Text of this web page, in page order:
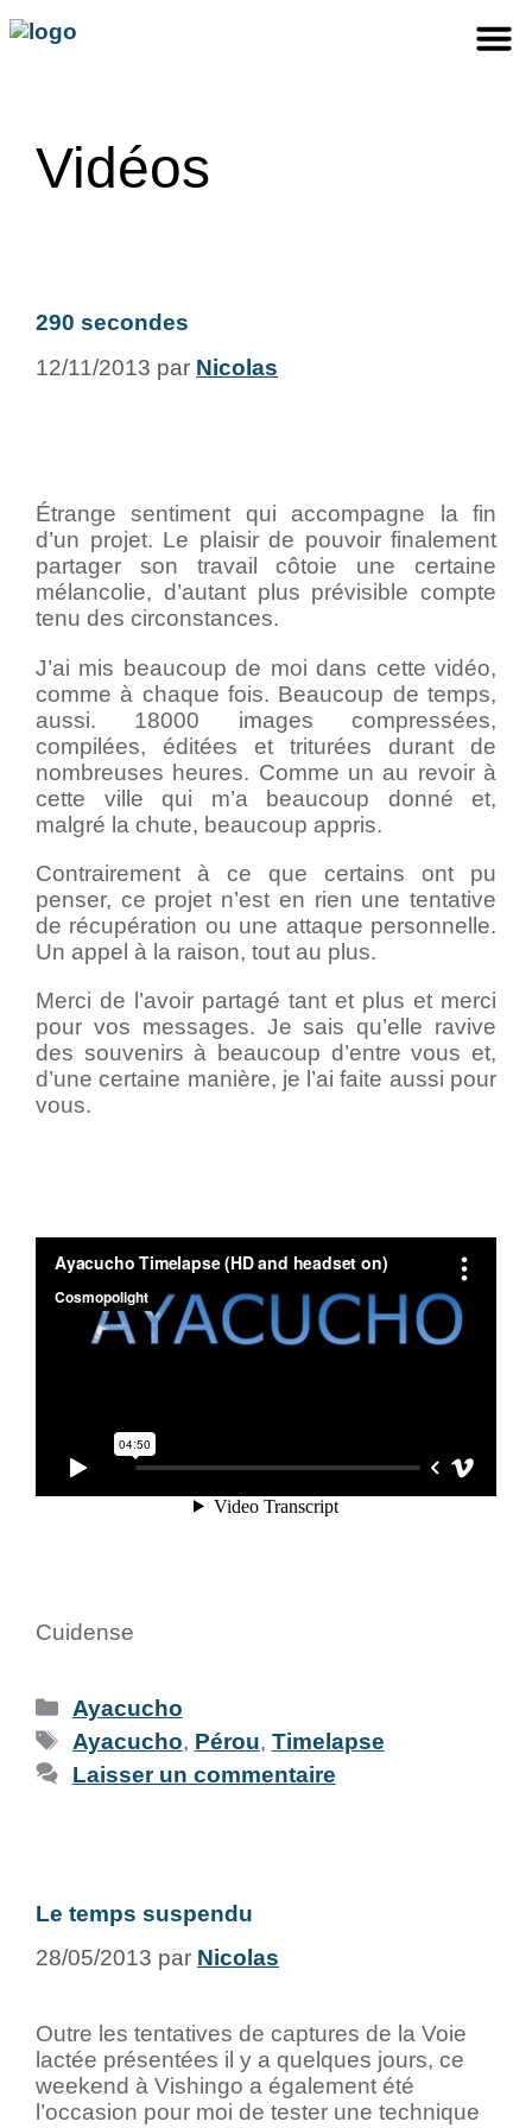
Vidéos
290 secondes
12/11/2013 par Nicolas
Étrange sentiment qui accompagne la fin
d’un projet. Le plaisir de pouvoir finalement
partager son travail côtoie une certaine
mélancolie, d’autant plus prévisible compte
tenu des circonstances.
J’ai mis beaucoup de moi dans cette vidéo,
comme à chaque fois. Beaucoup de temps,
aussi. 18000 images compressées,
compilées, éditées et triturées durant de
nombreuses heures. Comme un au revoir à
cette ville qui m’a beaucoup donné et,
malgré la chute, beaucoup appris.
Contrairement à ce que certains ont pu
penser, ce projet n’est en rien une tentative
de récupération ou une attaque personnelle.
Un appel à la raison, tout au plus.
Merci de l’avoir partagé tant et plus et merci
pour vos messages. Je sais qu’elle ravive
des souvenirs à beaucoup d’entre vous et,
d’une certaine manière, je l’ai faite aussi pour
vous.
Cuidense
Ayacucho
Ayacucho, Pérou, Timelapse
Laisser un commentaire
Le temps suspendu
28/05/2013 par Nicolas
Outre les tentatives de captures de la Voie
lactée présentées il y a quelques jours, ce
weekend à Vishingo a également été
l’occasion pour moi de tester une technique